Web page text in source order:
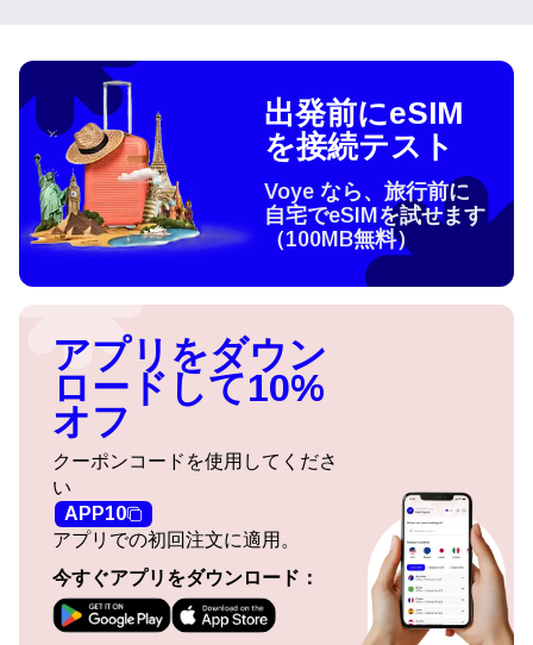
出発前にeSIM
を接続テスト
Voye なら、旅行前に
自宅でeSIMを試せます
（100MB無料）
アプリをダウン
ロードして10%
オフ
クーポンコードを使用してくださ
い
APP10
アプリでの初回注文に適用。
今すぐアプリをダウンロード：